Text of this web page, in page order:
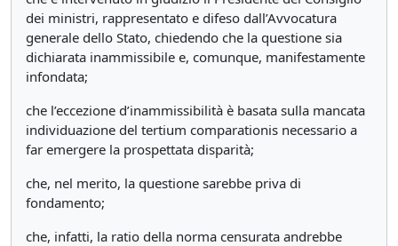
dei ministri, rappresentato e difeso dall’Avvocatura
generale dello Stato, chiedendo che la questione sia
dichiarata inammissibile e, comunque, manifestamente
infondata;
che l’eccezione d’inammissibilità è basata sulla mancata
individuazione del tertium comparationis necessario a
far emergere la prospettata disparità;
che, nel merito, la questione sarebbe priva di
fondamento;
che, infatti, la ratio della norma censurata andrebbe